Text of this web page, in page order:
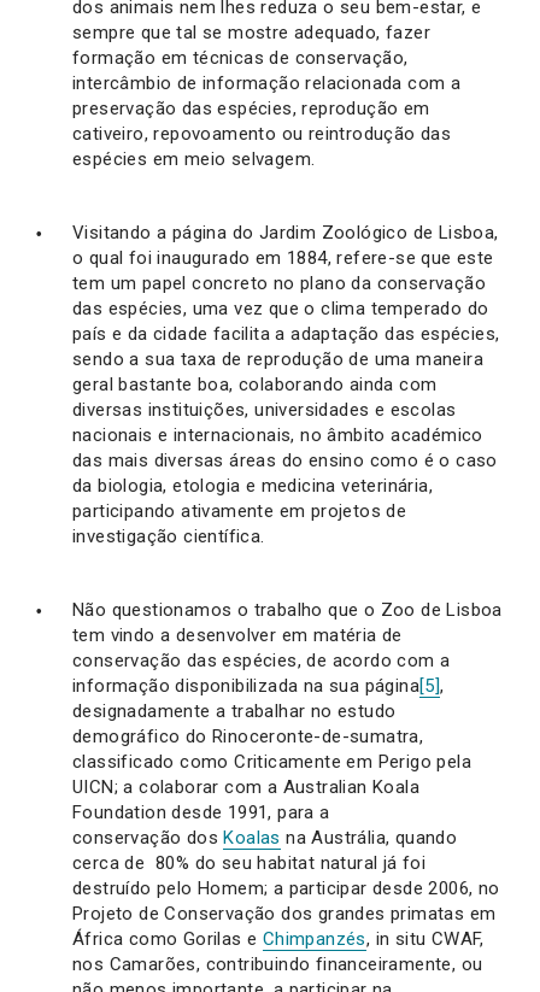
dos animais nem lhes reduza o seu bem-estar, e
sempre que tal se mostre adequado, fazer
formação em técnicas de conservação,
intercâmbio de informação relacionada com a
preservação das espécies, reprodução em
cativeiro, repovoamento ou reintrodução das
espécies em meio selvagem.
Visitando a página do Jardim Zoológico de Lisboa,
o qual foi inaugurado em 1884, refere-se que este
tem um papel concreto no plano da conservação
das espécies, uma vez que o clima temperado do
país e da cidade facilita a adaptação das espécies,
sendo a sua taxa de reprodução de uma maneira
geral bastante boa, colaborando ainda com
diversas instituições, universidades e escolas
nacionais e internacionais, no âmbito académico
das mais diversas áreas do ensino como é o caso
da biologia, etologia e medicina veterinária,
participando ativamente em projetos de
investigação científica.
Não questionamos o trabalho que o Zoo de Lisboa
tem vindo a desenvolver em matéria de
conservação das espécies, de acordo com a
informação disponibilizada na sua página[5],
designadamente a trabalhar no estudo
demográfico do Rinoceronte-de-sumatra,
classificado como Criticamente em Perigo pela
UICN; a colaborar com a Australian Koala
Foundation desde 1991, para a
conservação dosKoalas na Austrália, quando
cerca de 80% do seu habitat natural já foi
destruído pelo Homem; a participar desde 2006, no
Projeto de Conservação dos grandes primatas em
África como Gorilas e Chimpanzés, in situ CWAF,
nos Camarões, contribuindo financeiramente, ou